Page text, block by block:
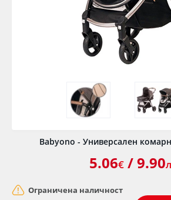
Babyono - Универсален
5.06€/ 9.90
Ограничена наличност